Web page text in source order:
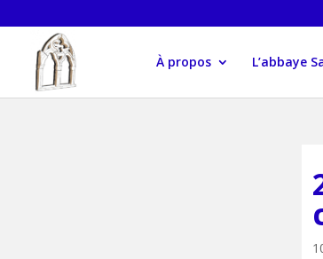
À propos L’abbaye